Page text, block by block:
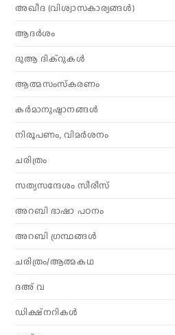
അഖീദ (വിശ്വാസകാര്യങ്ങള്‍)
ആദര്‍ശം
ദുആ ദിക്റുകൾ
ആത്മസംസ്‌കരണം
കര്‍മാനുഷ്ഠാനങ്ങള്‍
നിരൂപണം, വിമര്‍ശനം
ചരിത്രം
സത്യസന്ദേശം സീരീസ്
അറബി ഭാഷാ പഠനം
അറബി ഗ്രന്ഥങ്ങൾ
ചരിത്രം/ആത്മകഥ
ദഅ് വ
ഡിക്ഷ്നറികൾ